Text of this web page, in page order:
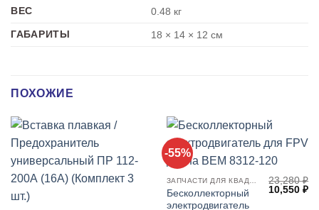
ВЕС
0.48 кг
ГАБАРИТЫ
18 × 14 × 12 см
ПОХОЖИЕ
-55%
Бесколлекторный
электродвигатель
23,280₽
10,550₽